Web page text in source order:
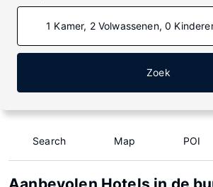
1 Kamer, 2 Volwassenen, 0
Zoek
Search Map POI